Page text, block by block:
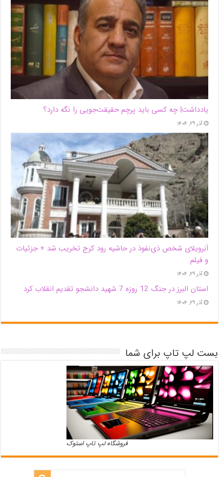
یادداشت| ‌چه کسی باید پرچم حقیقت‌جویی را نگه دارد؟
آذر ۲۹, ۱۴۰۴
اَبَر‌ویلای شخص ذی‌نفوذ در حاشیه‌ رود کرج تخریب شد + جزئیات
و فیلم
آذر ۲۹, ۱۴۰۴
استان البرز در جنگ 12 روزه 7 شهید دانشجو تقدیم انقلاب کرد
آذر ۲۹, ۱۴۰۴
بست لپ تاپ برای شما
فروشگاه لپ تاپ استوک